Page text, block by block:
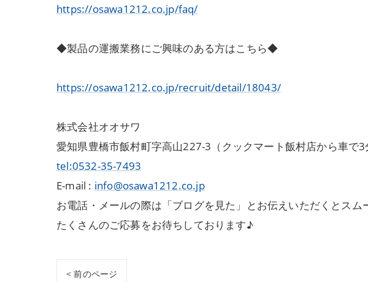
https://osawa1212.co.jp/faq/
◆製品の運搬業務にご興味のある方はこちら◆
https://osawa1212.co.jp/recruit/detail/18043/
株式会社オオサワ
愛知県豊橋市飯村町字高山227-3（クックマート飯村店から車で3
tel:0532-35-7493
E-mail : info@osawa1212.co.jp
お電話・メールの際は「ブログを見た」とお伝えいただくとスム
たくさんのご応募をお待ちしております♪
< 前のページ